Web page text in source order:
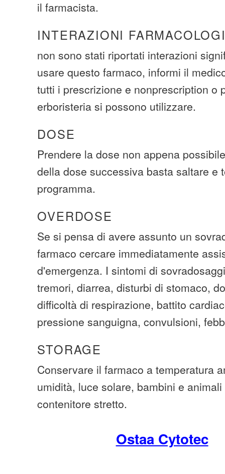
il farmacista.
INTERAZIONI
non sono stati riportati interazioni
usare questo farmaco, informi il
tutti i prescrizione e nonprescription o
erboristeria si possono utilizzare.
DOSE
Prendere la dose non appena
della dose successiva basta saltare e
programma.
OVERDOSE
Se si pensa di avere assunto un
farmaco cercare immediatamente
d'emergenza. I sintomi di
tremori, diarrea, disturbi di stomaco,
difficoltà di respirazione, battito
pressione sanguigna, convulsioni,
STORAGE
Conservare il farmaco a temperatura
umidità, luce solare, bambini e
contenitore stretto.
Ostaa Cytotec